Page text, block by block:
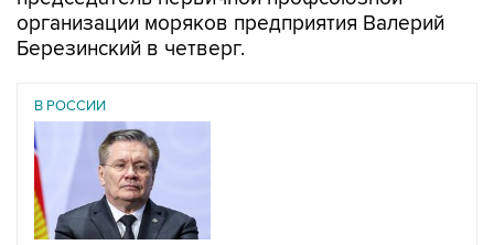
В РОССИИ
01 августа 2026